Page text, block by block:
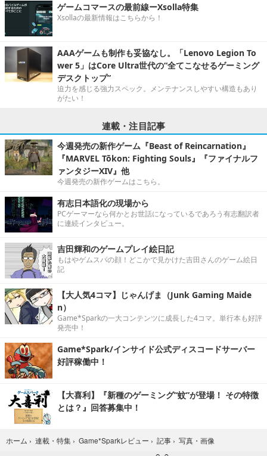
ゲームコマースの最前線ーXsolla特集
Xsollaの最新情報はこちらから！
AAAゲームも制作も妥協なし。「Lenovo Legion To
wer 5」はCore Ultra世代の“全てこなせるゲーミング
デスクトップ”
迫力を感じる強力スペック。メンテナンスしやすい構造もあり
がたい！
連載・注目記事
今週発売の新作ゲーム『Beast of Reincarnation』
『MARVEL Tōkon: Fighting Souls』『ファイナルフ
ァンタジーXIV』他
今週発売の新作ゲームはこちら。
有志日本語化の現場から
PCゲーマーなら何かとお世話になっているであろう有志翻訳者
に連続インタビュー。
吉田輝和のゲームプレイ絵日記
もはやゲムスパの顔！どこかで見かけた吉田さんのゲーム絵日
記
【大人気4コマ】じゃんげま（Junk Gaming Maide
n）
Game*Sparkの一大コンテンツに成長した4コマ。単行本も好評
発売中！
Game*Spark/インサイド公式ディスコードサーバー
好評稼働中！
【大喜利】『新種のゲーミング“蚊”が登場！ その特徴
とは？』回答募集中！
ホーム › 連載・特集 › Game*Sparkレビュー › 記事 › 写真・画像